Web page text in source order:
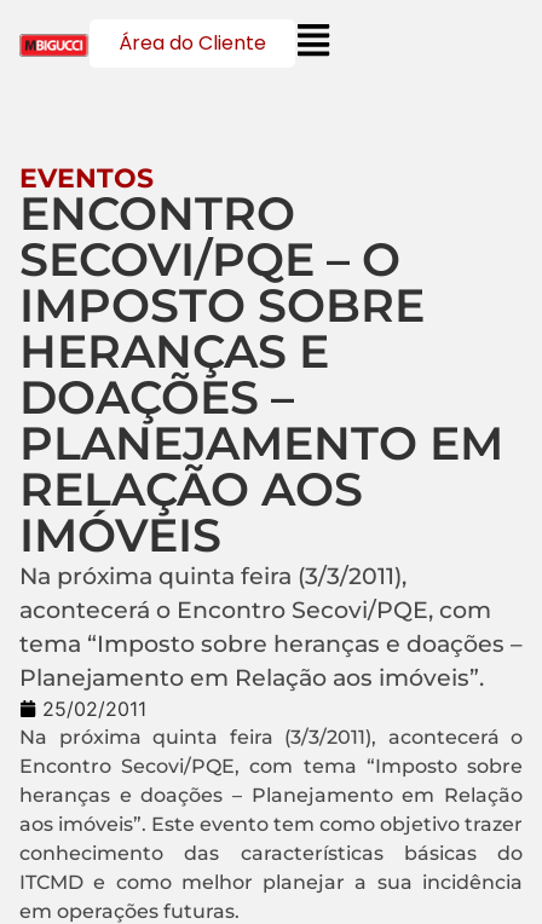
Área do Cliente
EVENTOS
ENCONTRO
SECOVI/PQE – O
IMPOSTO SOBRE
HERANÇAS E
DOAÇÕES –
PLANEJAMENTO EM
RELAÇÃO AOS
IMÓVEIS
Na próxima quinta feira (3/3/2011),
acontecerá o Encontro Secovi/PQE, com
tema “Imposto sobre heranças e doações –
Planejamento em Relação aos imóveis”.
25/02/2011
Na próxima quinta feira (3/3/2011), acontecerá o
Encontro Secovi/PQE, com tema “Imposto sobre
heranças e doações – Planejamento em Relação
aos imóveis”. Este evento tem como objetivo trazer
conhecimento das características básicas do
ITCMD e como melhor planejar a sua incidência
em operações futuras.